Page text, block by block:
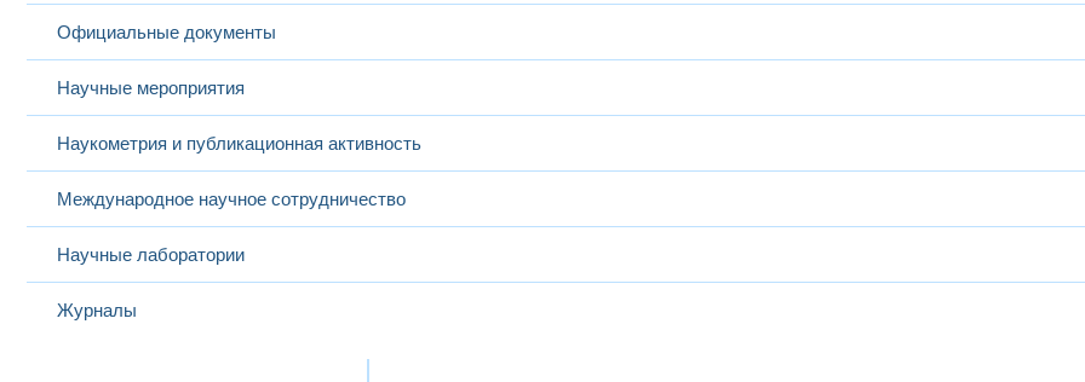
Официальные документы
Научные мероприятия
Наукометрия и публикационная активность
Международное научное сотрудничество
Научные лаборатории
Журналы